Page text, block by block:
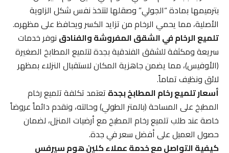
بترميمها بمادة “الجولي” وصقلها لتتخذ نفس شكل الزاوية
الأصلية، مما يحمي الرخام من تزايد الكسر ويحافظ على مظهره.
تلميع الرخام في الشقق المفروشة والفنادقنوفر خدمات
سريعة ومكثفة للشقق الفندقية بجدة لتلميع المطابخ الصغيرة
(الأوفيس)، مما يضمن جاهزية المكان لاستقبال النزلاء بمظهر
لائق ونظيف تماماً.
أسعار تلميع رخام المطابخ بجدةتعتمد تكلفة تلميع رخام
المطبخ على المساحة (بالمتر الطولي) وحالته، ونقدم دائماً عروضاً
خاصة عند طلب تلميع رخام المطبخ مع أرضيات المنزل، لضمان
حصول العميل على أفضل سعر في جدة.
كيفية التواصل مع خدمة عملاء كلين هوم سيرفس